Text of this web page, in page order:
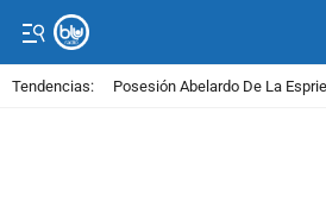
Tendencias: Posesión Abelardo De La